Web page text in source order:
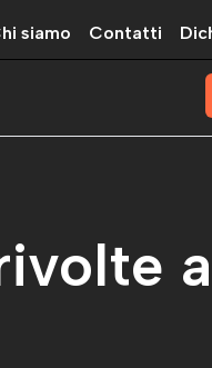
siamo Contatti